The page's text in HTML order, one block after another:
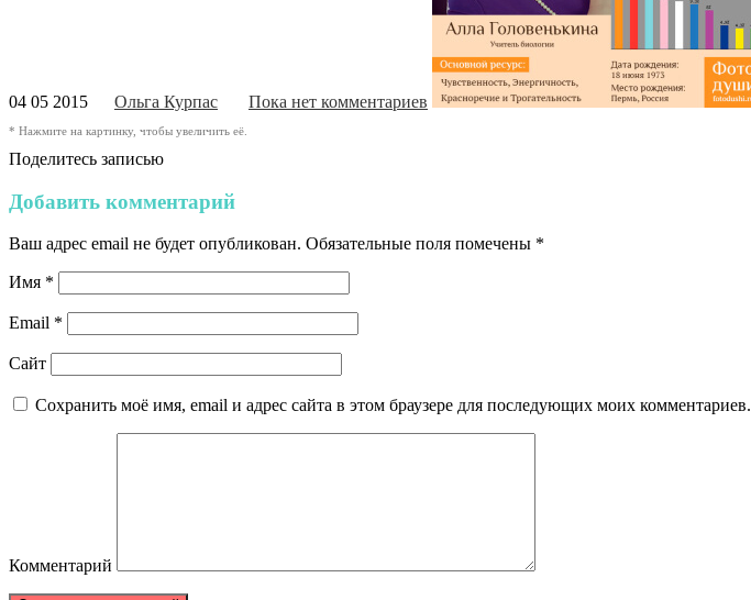
04 05 2015 Ольга Курпас Пока нет комментариев
* Нажмите на картинку, чтобы увеличить её.
Поделитесь записью
Добавить комментарий
Ваш адрес email не будет опубликован. Обязательные поля помечены *
Имя *
Email *
Сайт
Сохранить моё имя, email и адрес сайта в этом браузере для последующих моих комментариев.
Комментарий